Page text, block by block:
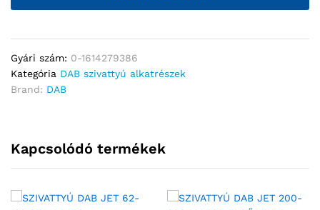
Gyári szám: 0-1614279386
Kategória DAB szivattyú alkatrészek
Brand: DAB
Kapcsolódó termékek